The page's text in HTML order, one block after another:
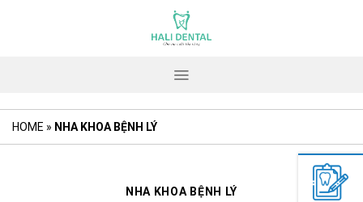
HOME » NHA KHOA BỆNH LÝ
NHA KHOA BỆNH LÝ